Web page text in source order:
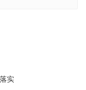
实